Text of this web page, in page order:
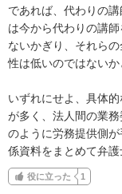
であれば、代わりの
は今から代わりの講
ないかぎり、それら
性は低いのではないか
いずれにせよ、具体
が多く、法人間の業
のように労務提供側
係資料をまとめて弁護
役に立った 1